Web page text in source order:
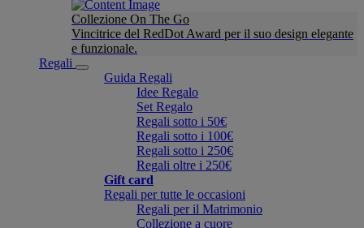
Collezione On The Go
Vincitrice del RedDot Award per il suo design elegante
e funzionale.
Regali
Guida Regali
Idee Regalo
Set Regalo
Regali sotto i 50€
Regali sotto i 100€
Regali sotto i 250€
Regali oltre i 250€
Gift card
Regali per tutte le occasioni
Regali per il Matrimonio
Collezione a cuore